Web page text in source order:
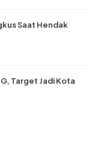
Saat Hendak
Target Jadi Kota